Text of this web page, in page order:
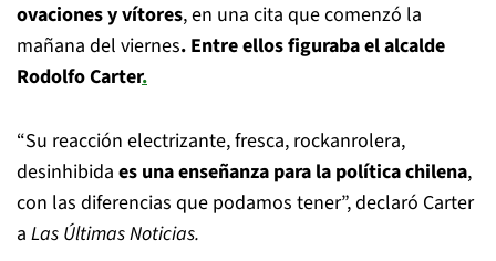
ovaciones y vítores, en una cita que comenzó la
mañana del viernes. Entre ellos figuraba el alcalde
Rodolfo Carter.
“Su reacción electrizante, fresca, rockanrolera,
desinhibida es una enseñanza para la política chilena,
con las diferencias que podamos tener”, declaró Carter
a Las Últimas Noticias.